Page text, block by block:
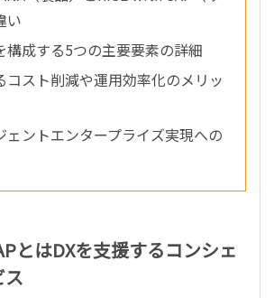
い
構成する5つの主要要素の詳細
コスト削減や運用効率化のメリッ
ェントエンタープライズ実現への
とはDXを支援するコンシェ
ス